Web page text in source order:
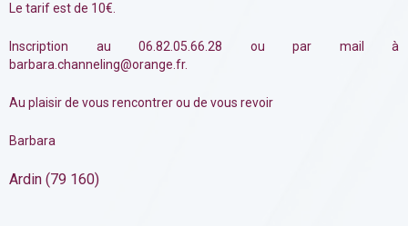
Le tarif est de 10€.
Inscription au 06.82.05.66.28 ou par mail à
barbara.channeling@orange.fr.
Au plaisir de vous rencontrer ou de vous revoir
Barbara
Ardin (79 160)